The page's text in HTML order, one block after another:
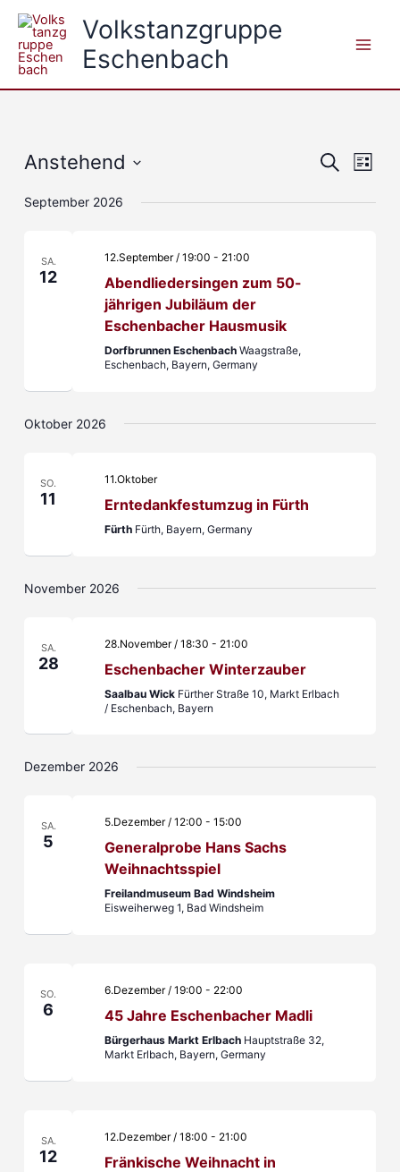
Zum
Inhalt
springen
Volkstanzgruppe
Eschenbach
und
SucheListe
Anstehend
wählen.
September 2026
SA.
12
12.September / 19:00 - 21:00
Abendliedersingen zum 50-
jährigen Jubiläum der
Eschenbacher Hausmusik
Dorfbrunnen Eschenbach Waagstraße,
Eschenbach, Bayern, Germany
Oktober 2026
SO.
11
11.Oktober
Erntedankfestumzug in Fürth
Fürth Fürth, Bayern, Germany
November 2026
SA.
28
28.November / 18:30 - 21:00
Eschenbacher Winterzauber
Saalbau Wick Fürther Straße 10, Markt Erlbach
/ Eschenbach, Bayern
Dezember 2026
SA.
5
5.Dezember / 12:00 - 15:00
Generalprobe Hans Sachs
Weihnachtsspiel
Freilandmuseum Bad Windsheim
Eisweiherweg 1, Bad Windsheim
SO.
6
6.Dezember / 19:00 - 22:00
45 Jahre Eschenbacher Madli
Bürgerhaus Markt Erlbach Hauptstraße 32,
Markt Erlbach, Bayern, Germany
SA.
12
12.Dezember / 18:00 - 21:00
Fränkische Weihnacht in